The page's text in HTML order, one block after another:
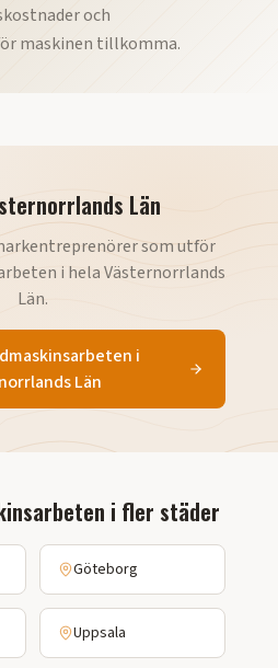
och
maskinen tillkomma.
Län
som utför
i helaVästernorrlands
Län.
i
Län
i fler städer
Göteborg
Uppsala